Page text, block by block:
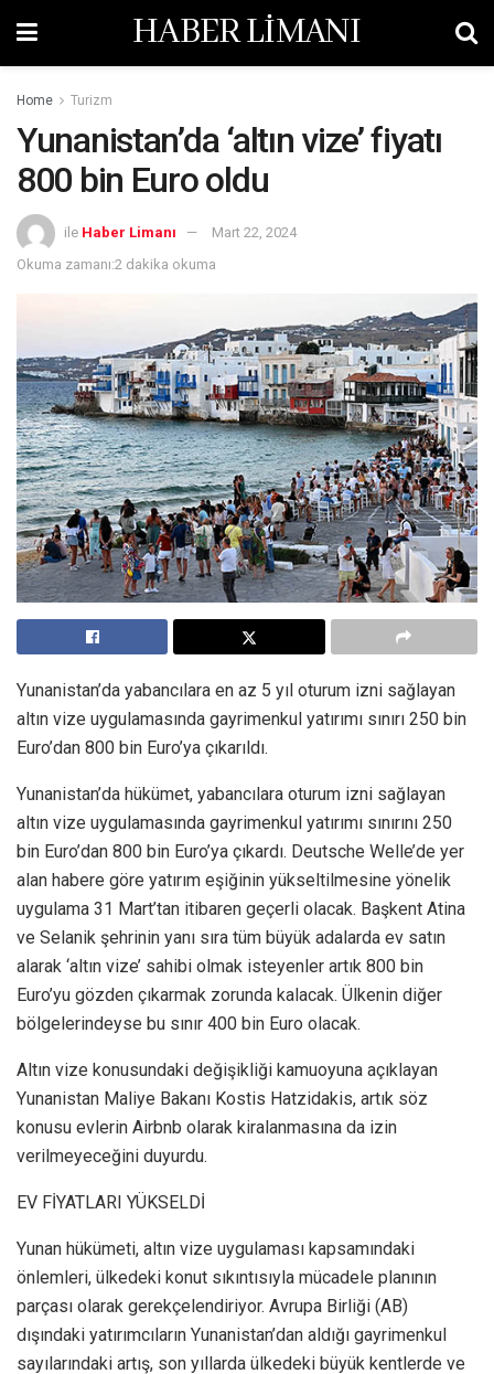
HABER LİMANI
Home Turizm
Yunanistan’da ‘altın vize’ fiyatı
800 bin Euro oldu
ile Haber Limanı
Mart 22, 2024
Okuma zamanı:2 dakika okuma
Yunanistan’da yabancılara en az 5 yıl oturum izni sağlayan
altın vize uygulamasında gayrimenkul yatırımı sınırı 250 bin
Euro’dan 800 bin Euro’ya çıkarıldı.
Yunanistan’da hükümet, yabancılara oturum izni sağlayan
altın vize uygulamasında gayrimenkul yatırımı sınırını 250
bin Euro’dan 800 bin Euro’ya çıkardı. Deutsche Welle’de yer
alan habere göre yatırım eşiğinin yükseltilmesine yönelik
uygulama 31 Mart’tan itibaren geçerli olacak. Başkent Atina
ve Selanik şehrinin yanı sıra tüm büyük adalarda ev satın
alarak ‘altın vize’ sahibi olmak isteyenler artık 800 bin
Euro’yu gözden çıkarmak zorunda kalacak. Ülkenin diğer
bölgelerindeyse bu sınır 400 bin Euro olacak.
Altın vize konusundaki değişikliği kamuoyuna açıklayan
Yunanistan Maliye Bakanı Kostis Hatzidakis, artık söz
konusu evlerin Airbnb olarak kiralanmasına da izin
verilmeyeceğini duyurdu.
EV FİYATLARI YÜKSELDİ
Yunan hükümeti, altın vize uygulaması kapsamındaki
önlemleri, ülkedeki konut sıkıntısıyla mücadele planının
parçası olarak gerekçelendiriyor. Avrupa Birliği (AB)
dışındaki yatırımcıların Yunanistan’dan aldığı gayrimenkul
sayılarındaki artış, son yıllarda ülkedeki büyük kentlerde ve